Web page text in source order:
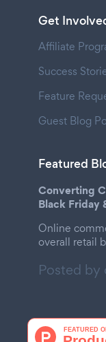
Get
Affiliate
Success
Feature
Guest Blog
Featured
Converting
Black Friday
Online
overall retail
Posted by